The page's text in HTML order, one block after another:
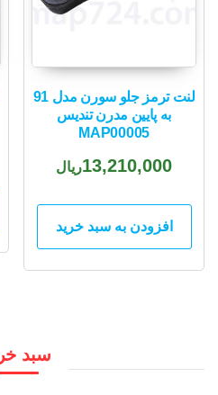
لنت ترمز جلو سورن مدل 91
به پایین مدرن تندیس
MAP00005
13,210,000ریال
افزودن به سبد خرید
سبد